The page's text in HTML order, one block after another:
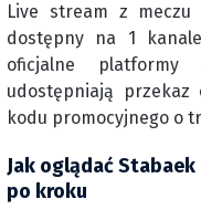
Live stream z meczu
dostępny na 1
oficjalne
udostępniają przekaz
kodu promocyjnego o
Jak oglądać
po kroku